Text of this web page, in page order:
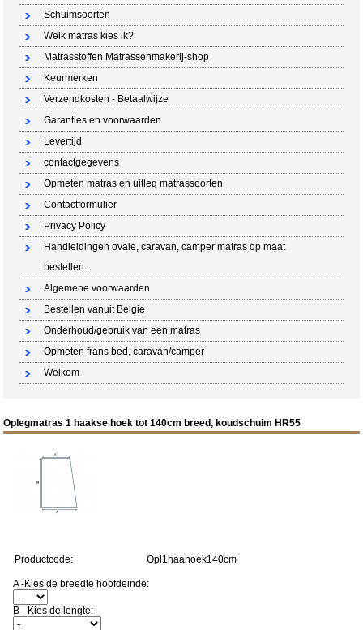
Schuimsoorten
Welk matras kies ik?
Matrasstoffen Matrassenmakerij-shop
Keurmerken
Verzendkosten - Betaalwijze
Garanties en voorwaarden
Levertijd
contactgegevens
Opmeten matras en uitleg matrassoorten
Contactformulier
Privacy Policy
Handleidingen ovale, caravan, camper matras op maat
bestellen.
Algemene voorwaarden
Bestellen vanuit Belgie
Onderhoud/gebruik van een matras
Opmeten frans bed, caravan/camper
Welkom
Oplegmatras 1 haakse hoek tot 140cm breed, koudschuim HR55
Productcode: Opl1haahoek140cm
A -Kies de breedte hoofdeinde:
B - Kies de lengte: